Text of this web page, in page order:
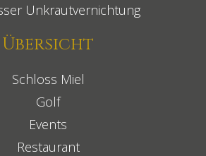
Unkrautvernichtung
Übersicht
Schloss Miel
Golf
Events
Restaurant